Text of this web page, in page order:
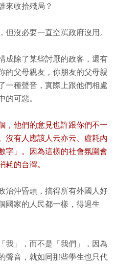
來收拾殘局？
沒必要一直空罵政府沒用。
成除了某些討厭的政客，還有
的父母親友，你朋友的父母親
一種聲音，實際上跟他們相處
可惡。
，他們的意見也許跟你們不一
沒有人應該人云亦云、虛耗內
字」。因為這樣的社會氛圍會
的台灣。
治沖昏頭，搞得所有外國人好
國家的人民都一樣，得過生
我」，而不是「我們」，因為
聲音，就如同那些學生也只代